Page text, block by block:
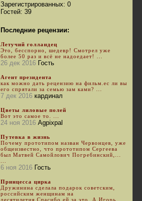
Зарегистрированных: 0
Гостей: 39
Последние рецензии:
Летучий голландец
Это, бесспорно, шедевр! Смотрел уже
более 50 раз и всё не надоедает! ...
26 дек 2016 Гость
Агент президента
как можно дать рецензию на фильм.ес ли вы
его спрятали за семью зам ками? ...
7 дек 2016 кардинал
Цветы лиловые полей
Вот это самое то. ...
24 ноя 2016 Agpixpal
Путевка в жизнь
Почему прототипом назван Червонцев, уже
общеизвестно, что прототипом Сергеева
был Матвей Самойлович Погребинский,...
6 ноя 2016 Гость
Принцесса цирка
Дружинина сделала подарок советским,
российским женщинам на
десятилетия.Спасибо ей за это. А Игорь